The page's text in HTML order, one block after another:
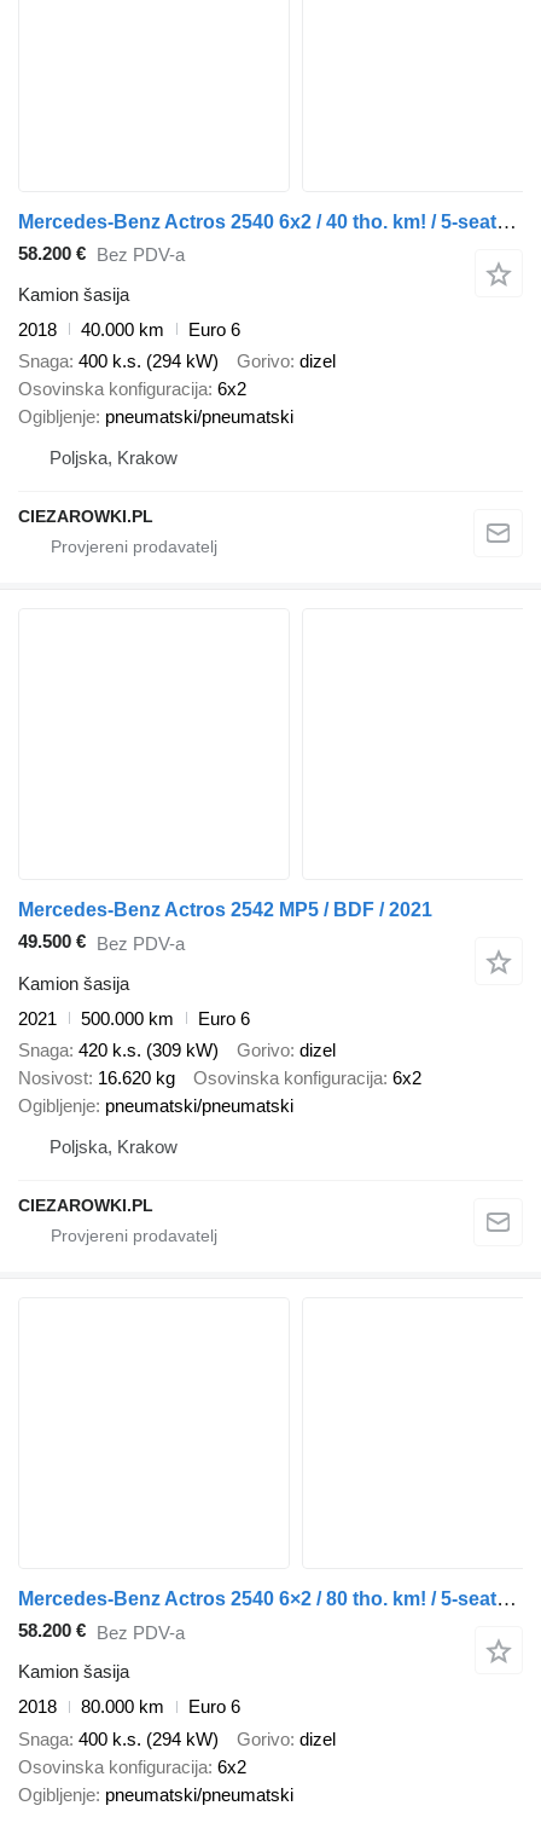
Mercedes-Benz Actros 2540 6x2 / 40 tho. km! / 5-seater cab! / BDF / 6 units
58.200 € Bez PDV-a
Kamion šasija
2018
40.000 km
Euro 6
Snaga 400 k.s. (294 kW) Gorivo dizel
Osovinska konfiguracija 6x2
Ogibljenje pneumatski/pneumatski
Poljska, Krakow
CIEZAROWKI.PL
Mercedes-Benz Actros 2542 MP5 / BDF / 2021
49.500 € Bez PDV-a
Kamion šasija
2021
500.000 km
Euro 6
Snaga 420 k.s. (309 kW) Gorivo dizel
Nosivost 16.620 kg Osovinska konfiguracija 6x2
Ogibljenje pneumatski/pneumatski
Poljska, Krakow
CIEZAROWKI.PL
Mercedes-Benz Actros 2540 6×2 / 80 tho. km! / 5-seater cab! / BDF / 6 units
58.200 € Bez PDV-a
Kamion šasija
2018
80.000 km
Euro 6
Snaga 400 k.s. (294 kW) Gorivo dizel
Osovinska konfiguracija 6x2
Ogibljenje pneumatski/pneumatski